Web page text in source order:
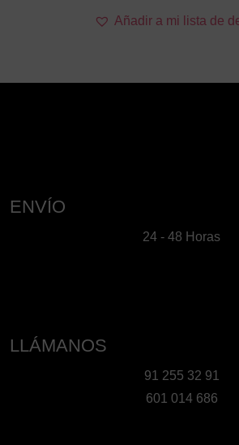
Añadir a mi lista de
ENVÍO
24 - 48 Horas
LLÁMANOS
91 255 32 91
601 014 686